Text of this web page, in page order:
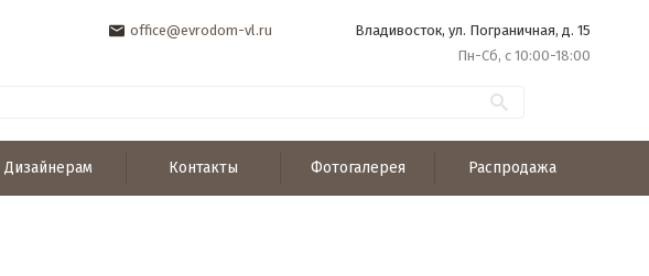
office@evrodom-vl.ru
Владивосток, ул. Пограничная, д. 15
Пн-Сб, с 10:00-18:00
Дизайнерам Контакты Фотогалерея Распродажа